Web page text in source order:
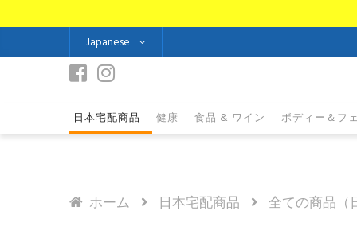
Japanese
日本宅配商品 健康 食品 & ワイン ボディー＆フ
ホーム 日本宅配商品 全ての商品（